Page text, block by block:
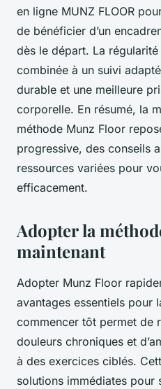
en ligne MUNZ FLOOR
de bénéficier d’un
dès le départ. La
combinée à un suivi
durable et une meilleure
corporelle. En résumé, la
méthode Munz Floor
progressive, des conseils
ressources variées pour
efficacement.
Adopter la
maintenant
Adopter Munz Floor
avantages essentiels pour
commencer tôt permet de
douleurs chroniques et
à des exercices ciblés.
solutions immédiates pour